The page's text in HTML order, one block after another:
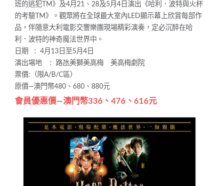
班的逃犯TM》及4月21、28及5月4日演出《哈利．波特與火杯
的考驗TM》。觀眾將在全球最大室內LED顯示幕上欣賞每部作
品，伴隨意大利電影交響樂團現場精彩演奏，定必沉醉在哈
利．波特的神奇魔法世界中。
日期 : 4月13日至5月4日
演出場地 : 路氹美獅美高梅 美高梅劇院
票價:（限A/B/C區）
原價—澳門幣480、680、880元
會員優惠價—澳門幣336、476、616元